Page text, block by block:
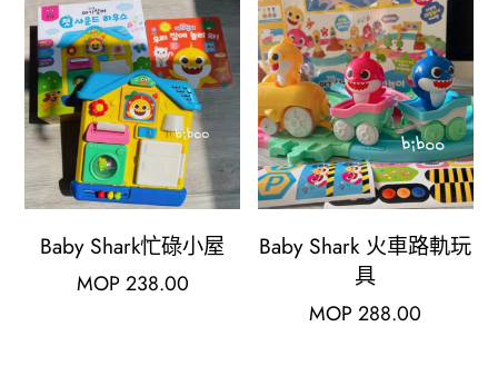
Baby Shark忙碌小屋
MOP 238.00
Baby Shark 火車路軌玩
具
MOP 288.00